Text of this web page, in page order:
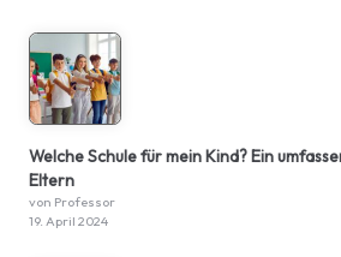
Welche Schule für mein Kind? Ein
Eltern
von Professor
19. April 2024